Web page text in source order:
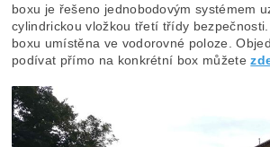
boxu je řešeno jednobodovým systémem
cylindrickou vložkou třetí třídy
boxu umístěna ve vodorovné poloze.
podívat přímo na konkrétní box můžete